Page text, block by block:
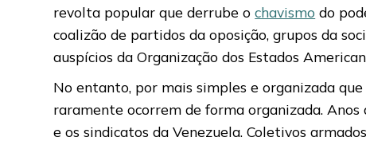
revolta popular que derrube ochavismo do
coalizão de partidos da oposição, grupos da
auspícios da Organização dos Estados
No entanto, por mais simples e organizada
raramente ocorrem de forma organizada. Anos
e os sindicatos da Venezuela. Coletivos